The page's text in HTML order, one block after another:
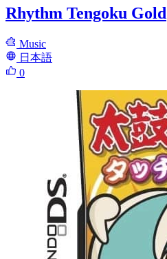
Rhythm Tengoku Gold
Music
日本語
0